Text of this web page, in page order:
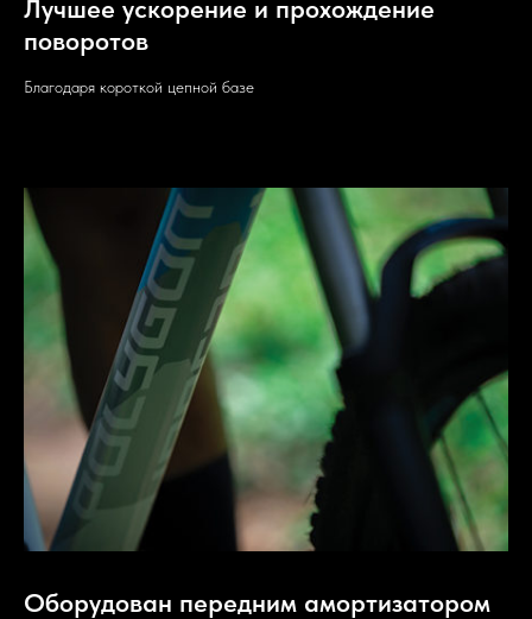
Лучшее ускорение и прохождение
поворотов
Благодаря короткой цепной базе
Оборудован передним амортизатором